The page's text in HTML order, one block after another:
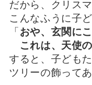
だから、クリス
こんなふうに子
「 おや、玄関に
これは、天使
すると、子ども
ツリーの飾って